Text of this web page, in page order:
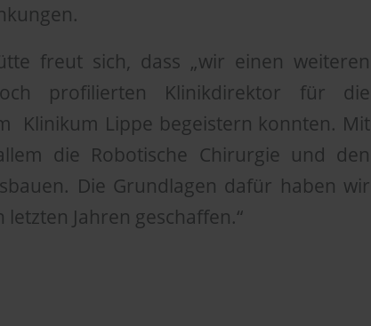
freut sich, dass „wir einen weiteren
profilierten Klinikdirektor für die
Klinikum Lippe begeistern konnten. Mit
die Robotische Chirurgie und den
Die Grundlagen dafür haben wir
Jahren geschaffen.“